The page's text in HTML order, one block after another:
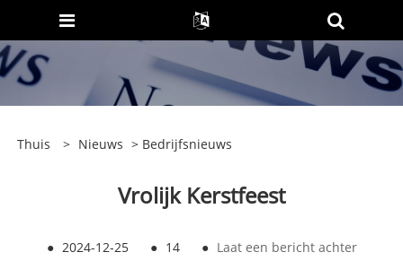
Thuis > Nieuws > Bedrijfsnieuws
Vrolijk Kerstfeest
● 2024-12-25 ● 14 ● Laat een bericht achter